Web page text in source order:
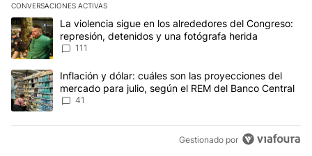
CONVERSACIONES ACTIVAS
Este listado muestra los artículos con más comentarios en los
Un artículo de tendencia con el título "La violencia sigue en los
La violencia sigue en los alrededores del Congreso:
represión, detenidos y una fotógrafa herida
111
Un artículo de tendencia con el título "Inflación y dólar: cuáles
Inflación y dólar: cuáles son las proyecciones del
mercado para julio, según el REM del Banco Central
41
Gestionado por